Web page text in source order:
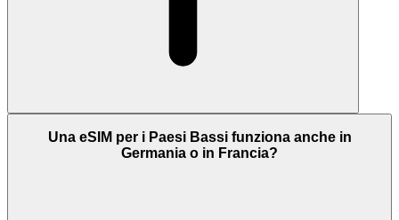
Una eSIM per i Paesi Bassi funziona anche in
Germania o in Francia?